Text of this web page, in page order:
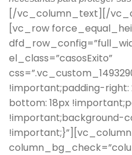
[/vc_column_text][/
[vc_row
el_class=”casosExito”
!important;padding-
bottom: 18px
!important;background-
!important;}”][vc_column